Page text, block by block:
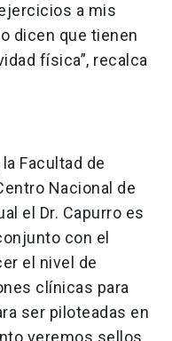
a mis
dicen que tienen
física”, recalca
Facultad de
Nacional de
el Dr. Capurro es
con el
el nivel de
clínicas para
ser piloteadas en
veremos sellos